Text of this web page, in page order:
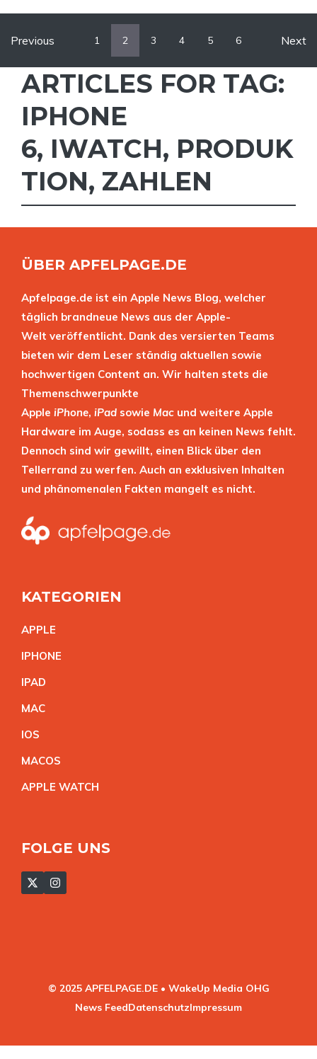
Previous 1 2 3 4 5 6 Next
ARTICLES FOR TAG:
IPHONE
6, IWATCH, PRODUK
TION, ZAHLEN
ÜBER APFELPAGE.DE
Apfelpage.de ist ein Apple News Blog, welcher
täglich brandneue News aus der Apple-
Welt veröffentlicht. Dank des versierten Teams
bieten wir dem Leser ständig aktuellen sowie
hochwertigen Content an. Wir halten stets die
Themenschwerpunkte
Apple iPhone, iPad sowie Mac und weitere Apple
Hardware im Auge, sodass es an keinen News fehlt.
Dennoch sind wir gewillt, einen Blick über den
Tellerrand zu werfen. Auch an exklusiven Inhalten
und phänomenalen Fakten mangelt es nicht.
KATEGORIEN
APPLE
IPHONE
IPAD
MAC
IOS
MACOS
APPLE WATCH
FOLGE UNS
© 2025 APFELPAGE.DE • WakeUp Media OHG
News FeedDatenschutzImpressum